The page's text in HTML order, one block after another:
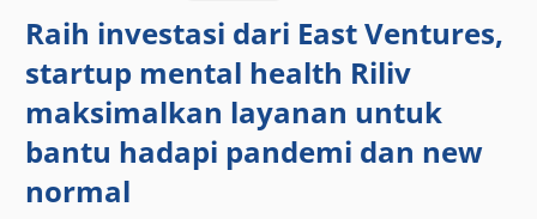
Raih investasi dari East Ventures,
startup mental health Riliv
maksimalkan layanan untuk
bantu hadapi pandemi dan new
normal